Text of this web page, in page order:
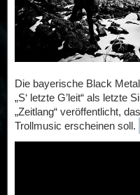
Die bayerische Black
„S‘ letzte G’leit“ als letzte
„Zeitlang“ veröffentlicht,
Trollmusic erscheinen soll.